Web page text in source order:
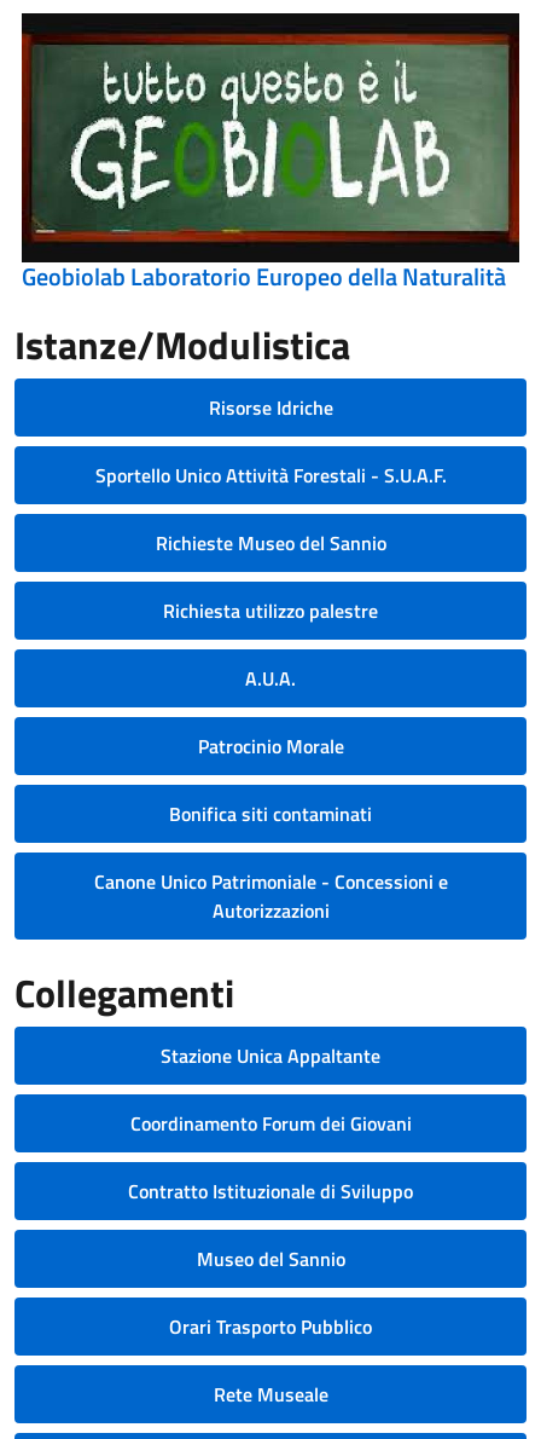
Geobiolab Laboratorio Europeo della Naturalità
Istanze/Modulistica
Risorse Idriche
Sportello Unico Attività Forestali - S.U.A.F.
Richieste Museo del Sannio
Richiesta utilizzo palestre
A.U.A.
Patrocinio Morale
Bonifica siti contaminati
Canone Unico Patrimoniale - Concessioni e
Autorizzazioni
Collegamenti
Stazione Unica Appaltante
Coordinamento Forum dei Giovani
Contratto Istituzionale di Sviluppo
Museo del Sannio
Orari Trasporto Pubblico
Rete Museale